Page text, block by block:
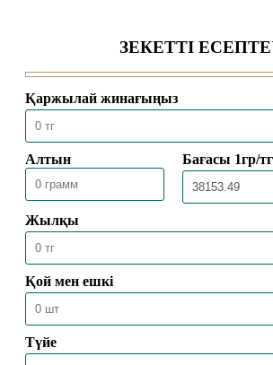
28.10.2024 6983
ПАЙҒАМБАР СҮЙГЕН ЖЕМІСТЕР
26.10.2024